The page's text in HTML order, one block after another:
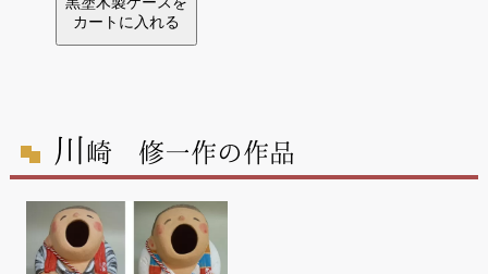
川 崎 修一作の作品